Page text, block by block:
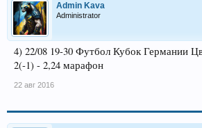
Admin Kava
Administrator
4) 22/08 19-30 Футбол Кубок Германии
2(-1) - 2,24 марафон
22 авг 2016